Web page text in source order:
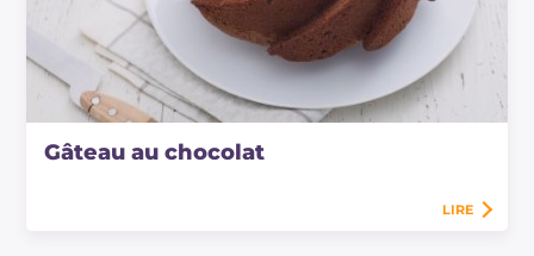
Gâteau au chocolat
LIRE